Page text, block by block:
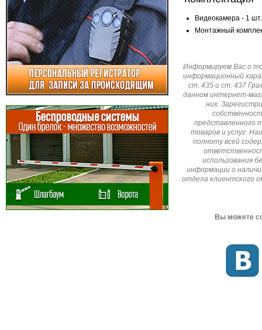
Видеокамера - 1 шт.
Монтажный
Информируем Вас о
информационный
ст. 435 и ст. 437
данном интернет-
них.
представленного
товаров и услуг.
полноту всей
использования
информации о
отдела клиентского
Вы можете